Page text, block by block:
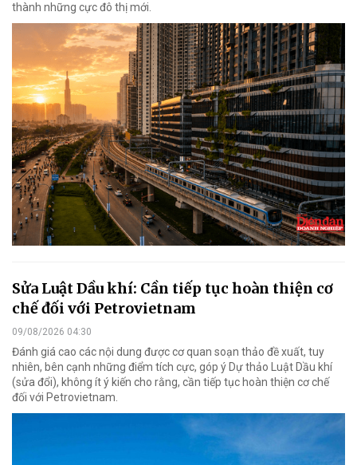
thành những cực đô thị mới.
Sửa Luật Dầu khí: Cần tiếp tục hoàn thiện cơ
chế đối với Petrovietnam
09/08/2026 04:30
Đánh giá cao các nội dung được cơ quan soạn thảo đề xuất, tuy
nhiên, bên cạnh những điểm tích cực, góp ý Dự thảo Luật Dầu khí
(sửa đổi), không ít ý kiến cho rằng, cần tiếp tục hoàn thiện cơ chế
đối với Petrovietnam.